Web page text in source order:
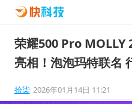
荣耀500 Pro MOLLY
亮相！泡泡玛特联名
拾柒 2026年01月14日 11:21